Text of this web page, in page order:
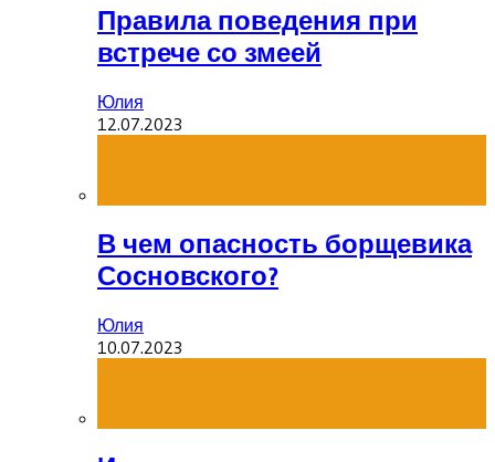
Правила поведения при
встрече со змеей
Юлия
12.07.2023
В чем опасность борщевика
Сосновского?
Юлия
10.07.2023